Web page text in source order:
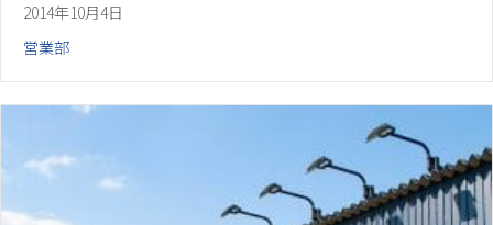
2014年10月4日
営業部